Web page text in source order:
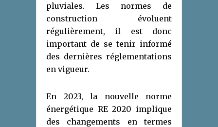
pluviales. Les normes de
construction évoluent
régulièrement, il est donc
important de se tenir informé
des dernières réglementations
en vigueur.
En 2023, la nouvelle norme
énergétique RE 2020 implique
des changements en termes